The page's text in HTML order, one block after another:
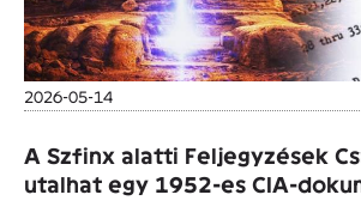
2026-05-14
A Szfinx alatti Feljegyzések
utalhat egy 1952-es CIA-